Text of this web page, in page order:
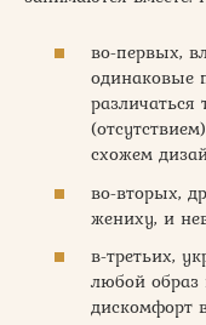
во-первых,
одинаковые
схожем
во-вторых,
жениху, и
в-третьих,
любой
дискомфорт